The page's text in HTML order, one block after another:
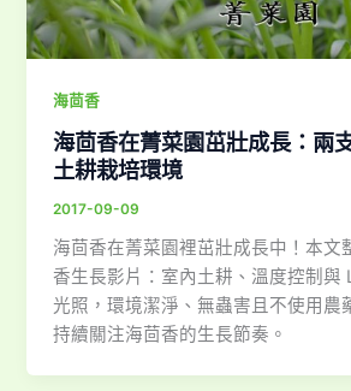
海茴香
海茴香在菁菜園茁壯成長：兩
土耕栽培環境
2017-09-09
海茴香在菁菜園裡茁壯成長中！本文
香生長影片：室內土耕、溫度控制與
光照，環境潔淨、無蟲害且不使用農
持續關注海茴香的生長節奏。